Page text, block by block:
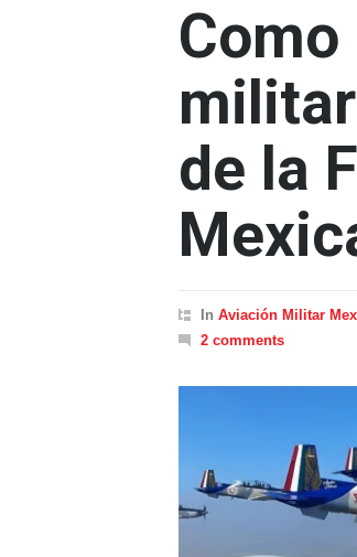
de la
In Aviación Militar
2 comments